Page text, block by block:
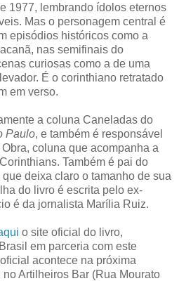
1977, lembrando ídolos eternos
Mas o personagem central é
episódios históricos como a
nas semifinais do
curiosas como a de uma
É o corinthiano retratado
em verso.
a coluna Caneladas do
Paulo, e também é responsável
coluna que acompanha a
Também é pai do
deixa claro o tamanho de sua
do livro é escrita pelo ex-
é da jornalista Marília Ruiz.
o site oficial do livro,
em parceria com este
acontece na próxima
Artilheiros Bar (Rua Mourato